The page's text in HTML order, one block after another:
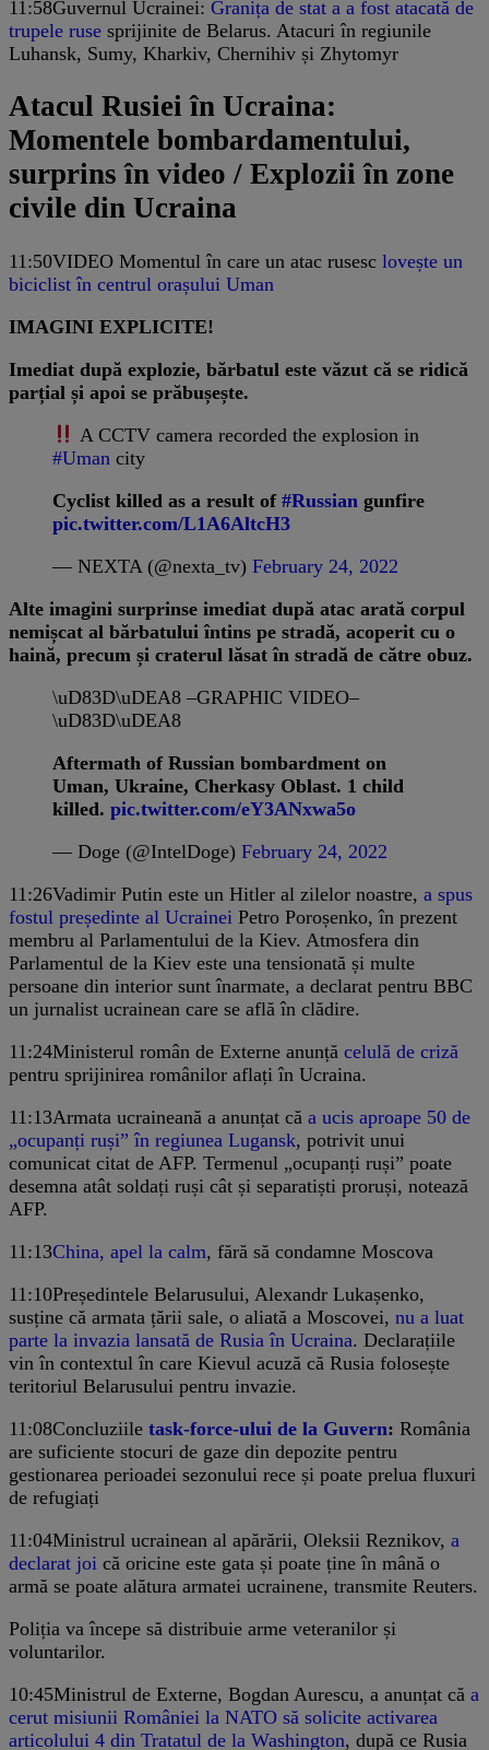
11:58Guvernul Ucrainei: Granița de stat a a fost atacată de
trupele ruse sprijinite de Belarus. Atacuri în regiunile
Luhansk, Sumy, Kharkiv, Chernihiv și Zhytomyr
Atacul Rusiei în Ucraina:
Momentele bombardamentului,
surprins în video / Explozii în zone
civile din Ucraina
11:50VIDEO Momentul în care un atac rusesc lovește un
biciclist în centrul orașului Uman
IMAGINI EXPLICITE!
Imediat după explozie, bărbatul este văzut că se ridică
parțial și apoi se prăbușește.
A CCTV camera recorded the explosion in
#Uman city
Cyclist killed as a result of #Russian gunfire
pic.twitter.com/L1A6AltcH3
— NEXTA (@nexta_tv) February 24, 2022
Alte imagini surprinse imediat după atac arată corpul
nemișcat al bărbatului întins pe stradă, acoperit cu o
haină, precum și craterul lăsat în stradă de către obuz.
\uD83D\uDEA8 –GRAPHIC VIDEO–
\uD83D\uDEA8
Aftermath of Russian bombardment on
Uman, Ukraine, Cherkasy Oblast. 1 child
killed. pic.twitter.com/eY3ANxwa5o
— Doge (@IntelDoge) February 24, 2022
11:26Vadimir Putin este un Hitler al zilelor noastre, a spus
fostul președinte al Ucrainei Petro Poroșenko, în prezent
membru al Parlamentului de la Kiev. Atmosfera din
Parlamentul de la Kiev este una tensionată și multe
persoane din interior sunt înarmate, a declarat pentru BBC
un jurnalist ucrainean care se află în clădire.
11:24Ministerul român de Externe anunță celulă de criză
pentru sprijinirea românilor aflați în Ucraina.
11:13Armata ucraineană a anunțat că a ucis aproape 50 de
„ocupanți ruși” în regiunea Lugansk, potrivit unui
comunicat citat de AFP. Termenul „ocupanți ruși” poate
desemna atât soldați ruși cât și separatiști proruși, notează
AFP.
11:13China, apel la calm, fără să condamne Moscova
11:10Președintele Belarusului, Alexandr Lukașenko,
susține că armata țării sale, o aliată a Moscovei, nu a luat
parte la invazia lansată de Rusia în Ucraina. Declarațiile
vin în contextul în care Kievul acuză că Rusia folosește
teritoriul Belarusului pentru invazie.
11:08Concluziile task-force-ului de la Guvern: România
are suficiente stocuri de gaze din depozite pentru
gestionarea perioadei sezonului rece și poate prelua fluxuri
de refugiați
11:04Ministrul ucrainean al apărării, Oleksii Reznikov, a
declarat joi că oricine este gata și poate ține în mână o
armă se poate alătura armatei ucrainene, transmite Reuters.
Poliția va începe să distribuie arme veteranilor și
voluntarilor.
10:45Ministrul de Externe, Bogdan Aurescu, a anunțat că a
cerut misiunii României la NATO să solicite activarea
articolului 4 din Tratatul de la Washington, după ce Rusia